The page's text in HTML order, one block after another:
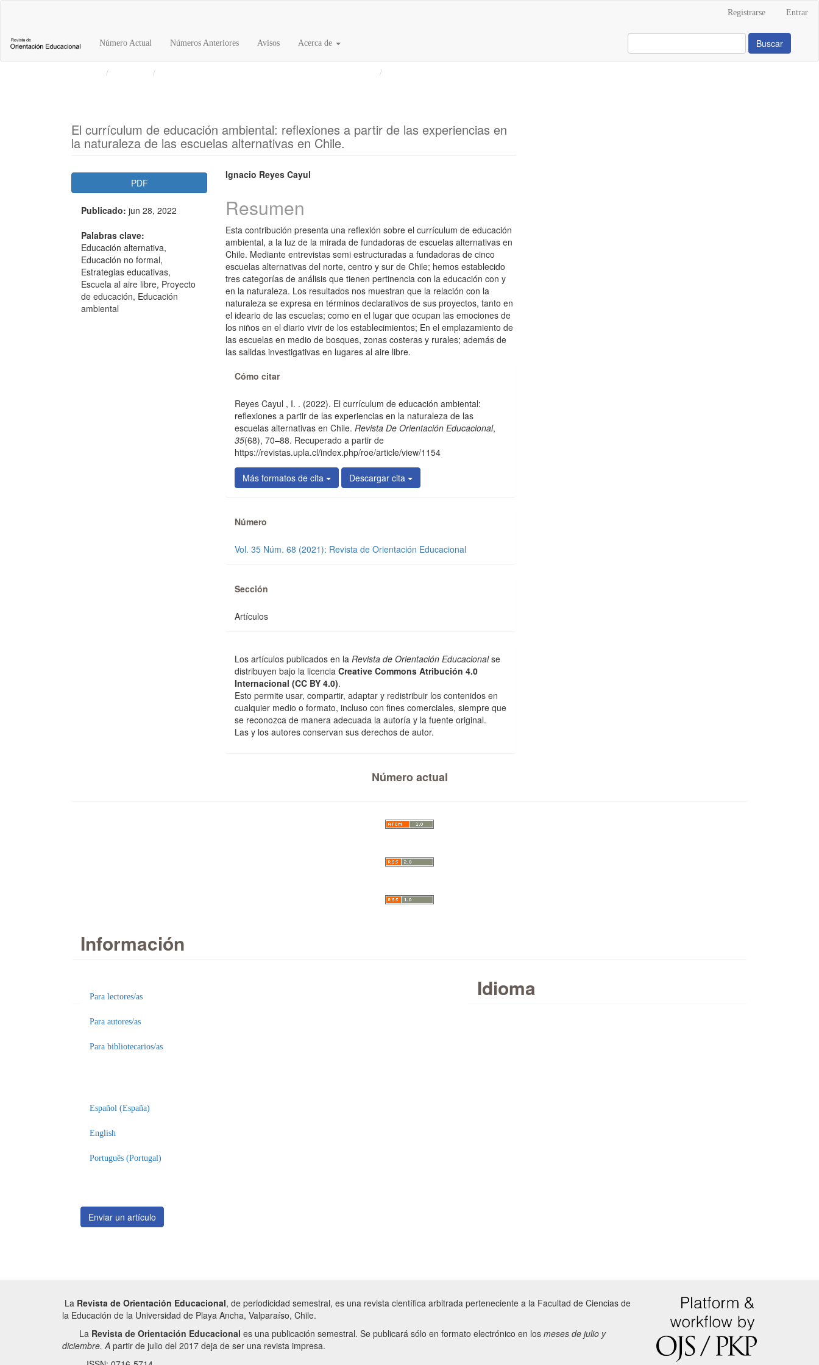
principal
Barra
Registrarse Entrar
Número Actual Números Anteriores Avisos Acerca de Buscar
El currículum de educación ambiental: reflexiones a partir de las experiencias en
la naturaleza de las escuelas alternativas en Chile.
Barra
lateral
del
artículo
PDF
Publicado: jun 28, 2022
Palabras clave:
Educación alternativa,
Educación no formal,
Estrategias educativas,
Escuela al aire libre, Proyecto
de educación, Educación
ambiental
Contenido
principal
del
artículo
Ignacio Reyes Cayul
Resumen
Esta contribución presenta una reflexión sobre el currículum de educación
ambiental, a la luz de la mirada de fundadoras de escuelas alternativas en
Chile. Mediante entrevistas semi estructuradas a fundadoras de cinco
escuelas alternativas del norte, centro y sur de Chile; hemos establecido
tres categorías de análisis que tienen pertinencia con la educación con y
en la naturaleza. Los resultados nos muestran que la relación con la
naturaleza se expresa en términos declarativos de sus proyectos, tanto en
el ideario de las escuelas; como en el lugar que ocupan las emociones de
los niños en el diario vivir de los establecimientos; En el emplazamiento de
las escuelas en medio de bosques, zonas costeras y rurales; además de
las salidas investigativas en lugares al aire libre.
Detalles
del
artículo
Cómo citar
Reyes Cayul , I. . (2022). El currículum de educación ambiental:
reflexiones a partir de las experiencias en la naturaleza de las
escuelas alternativas en Chile.Revista De Orientación Educacional,
35(68), 70–88. Recuperado a partir de
https://revistas.upla.cl/index.php/roe/article/view/1154
Más formatos de cita Descargar cita
Número
Vol. 35 Núm. 68 (2021): Revista de Orientación Educacional
Sección
Artículos
Los artículos publicados en laRevista de Orientación Educacionalse
distribuyen bajo la licenciaCreative Commons Atribución 4.0
Internacional (CC BY 4.0).
Esto permite usar, compartir, adaptar y redistribuir los contenidos en
cualquier medio o formato, incluso con fines comerciales, siempre que
se reconozca de manera adecuada la autoría y la fuente original.
Las y los autores conservan sus derechos de autor.
Número actual
Información
Para lectores/as
Para autores/as
Para bibliotecarios/as
Idioma
Español (España)
English
Português (Portugal)
Enviar
un
Enviar un artículo
La Revista de Orientación Educacional, de periodicidad semestral, es una revista científica arbitrada perteneciente a la Facultad de Ciencias de
la Educación de la Universidad de Playa Ancha, Valparaíso, Chile.
La Revista de Orientación Educacional es una publicación semestral. Se publicará sólo en formato electrónico en los meses de julio y
diciembre. A partir de julio del 2017 deja de ser una revista impresa.